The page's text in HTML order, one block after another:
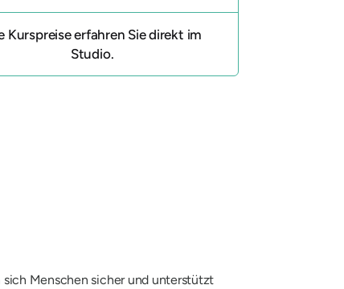
Kurspreise erfahren Sie direkt im
Studio.
sich Menschen sicher und unterstützt